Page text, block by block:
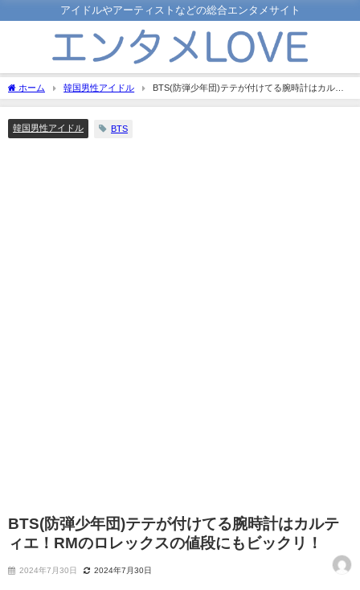
アイドルやアーティストなどの総合エンタメサイト
ホーム 韓国男性アイドル
BTS(防弾少年団)テテが付けてる腕時計はカルテ
ィエ！RMのロレックスの値段にもビックリ！
韓国男性アイドル BTS
BTS(防弾少年団)テテが付けてる腕時計はカルテ
ィエ！RMのロレックスの値段にもビックリ！
2024年7月30日 2024年7月30日